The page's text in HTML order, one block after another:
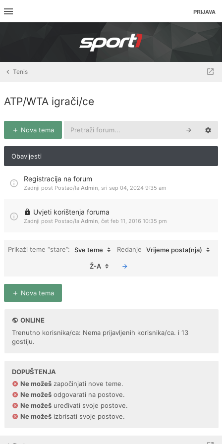
PRIJAVA
Tenis
ATP/WTA igrači/ce
Nova tema
Obavijesti
Registracija na forum
Zadnji post Postao/la Admin, sri sep 04, 2024 9:35 am
Uvjeti korištenja foruma
Zadnji post Postao/la Admin, čet feb 11, 2016 10:35 pm
Prikaži teme “stare”: Sve teme Redanje Vrijeme posta(nja)
Ž-A
Nova tema
ONLINE
Trenutno korisnika/ca: Nema prijavljenih korisnika/ca. i 13
gostiju.
DOPUŠTENJA
Ne možeš započinjati nove teme.
Ne možeš odgovarati na postove.
Ne možeš uređivati svoje postove.
Ne možeš izbrisati svoje postove.